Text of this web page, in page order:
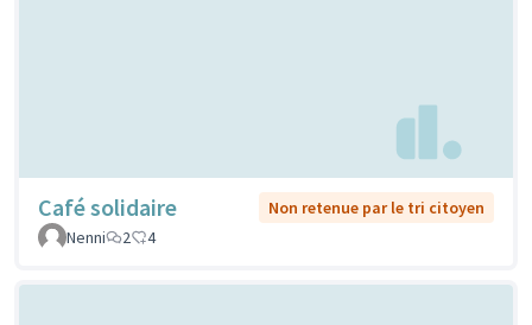
Café solidaire
Non retenue par le tri citoyen
Nenni
2 4